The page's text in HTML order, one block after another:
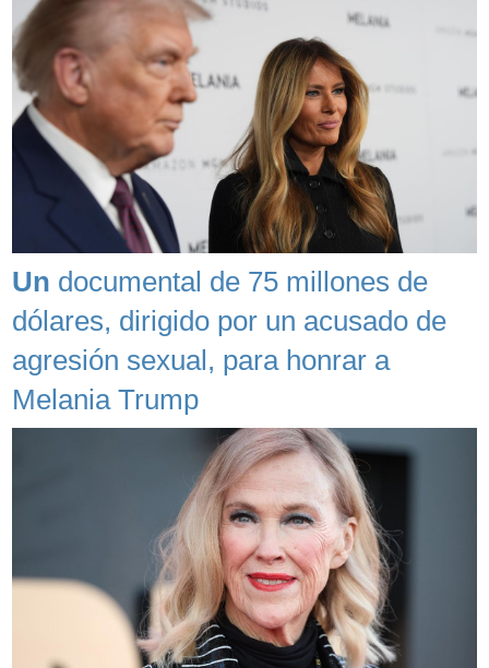
Un documental de 75 millones de
dólares, dirigido por un acusado de
agresión sexual, para honrar a
Melania Trump